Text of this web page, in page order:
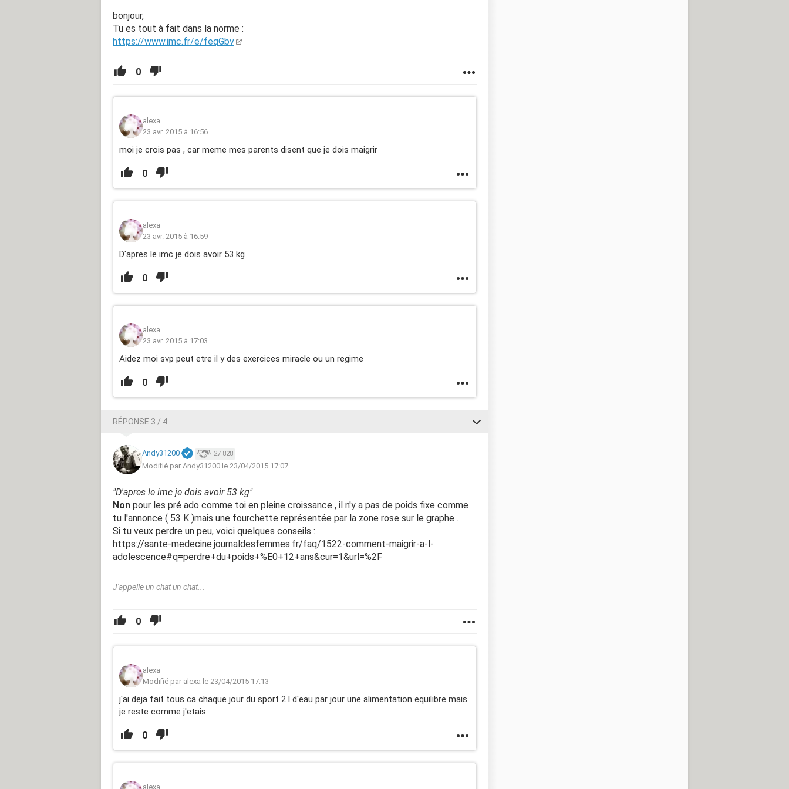
bonjour,
Tu es tout à fait dans la norme :
https://www.imc.fr/e/feqGbv
0
alexa
23 avr. 2015 à 16:56
moi je crois pas , car meme mes parents disent que je dois maigrir
0
alexa
23 avr. 2015 à 16:59
D'apres le imc je dois avoir 53 kg
0
alexa
23 avr. 2015 à 17:03
Aidez moi svp peut etre il y des exercices miracle ou un regime
0
RÉPONSE 3 / 4
Andy31200 27 828
Modifié par Andy31200 le 23/04/2015 17:07
"D'apres le imc je dois avoir 53 kg"
Non pour les pré ado comme toi en pleine croissance , il n'y a pas de poids fixe comme
tu l'annonce ( 53 K )mais une fourchette représentée par la zone rose sur le graphe .
Si tu veux perdre un peu, voici quelques conseils :
https://sante-medecine.journaldesfemmes.fr/faq/1522-comment-maigrir-a-l-
adolescence#q=perdre+du+poids+%E0+12+ans&cur=1&url=%2F
J'appelle un chat un chat...
0
alexa
Modifié par alexa le 23/04/2015 17:13
j'ai deja fait tous ca chaque jour du sport 2 l d'eau par jour une alimentation equilibre mais
je reste comme j'etais
0
alexa